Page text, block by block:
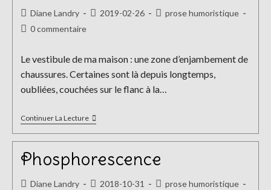
Auteur/autrice
de
Diane Landry
Publication
2019-02-26
Postprose humoristique
Commentaires
publication :
0 commentaire
Le vestibule de ma maison : une zone d’enjambement de
chaussures. Certaines sont là depuis longtemps,
oubliées, couchées sur le flanc à la…
Continuer La LectureÉtalement
Urbain
Phosphorescence
Auteur/autrice
Diane Landry
Publication
2018-10-31
Postprose humoristique